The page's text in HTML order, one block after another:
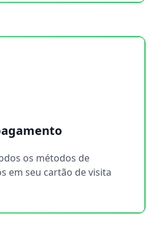
os métodos de
em seu cartão de visita